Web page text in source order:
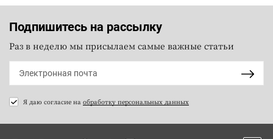
Подпишитесь на рассылку
Раз в неделю мы присылаем самые важные статьи
Я даю согласие на обработку персональных данных